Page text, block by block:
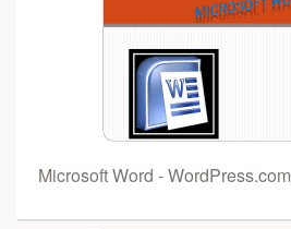
Microsoft Word - WordPress.com